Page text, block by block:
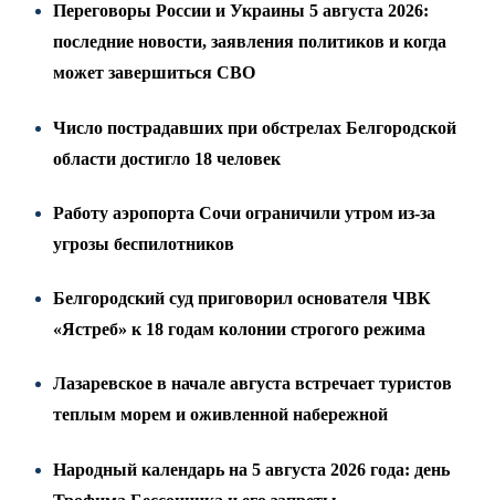
Переговоры России и Украины 5 августа 2026:
последние новости, заявления политиков и когда
может завершиться СВО
Число пострадавших при обстрелах Белгородской
области достигло 18 человек
Работу аэропорта Сочи ограничили утром из-за
угрозы беспилотников
Белгородский суд приговорил основателя ЧВК
«Ястреб» к 18 годам колонии строгого режима
Лазаревское в начале августа встречает туристов
теплым морем и оживленной набережной
Народный календарь на 5 августа 2026 года: день